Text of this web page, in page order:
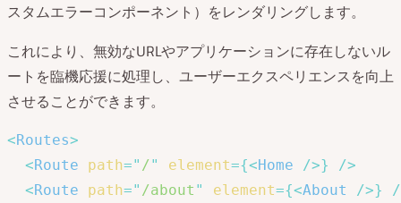
スタムエラーコンポーネント）をレンダリングします。
これにより、無効なURLやアプリケーションに存在しないル
ートを臨機応援に処理し、ユーザーエクスペリエンスを向上
させることができます。
<Routes>
<Route path=" /" element={<Home />}
/>
<Route path=" /about " element={<About />}